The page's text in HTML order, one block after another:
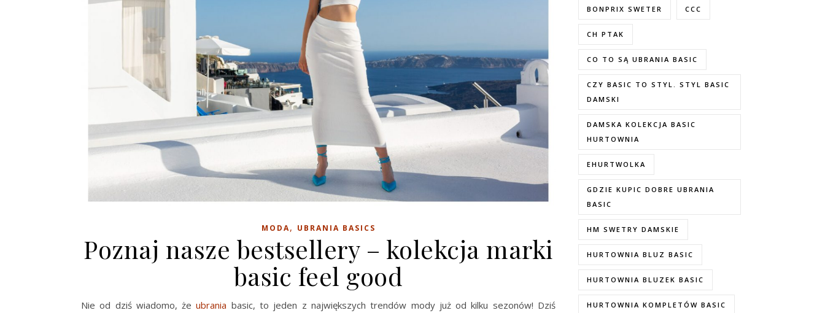
MODA, UBRANIA BASICS
Poznaj nasze bestsellery – kolekcja marki
basic feel good
Nie od dziś wiadomo, żeubrania basic, to jeden z największych trendów mody już od kilku sezonów! Dziś
BONPRIX SWETER CCC
CH PTAK
CO TO SĄ UBRANIA BASIC
CZY BASIC TO STYL. STYL BASIC
DAMSKI
DAMSKA KOLEKCJA BASIC
HURTOWNIA
EHURTWOLKA
GDZIE KUPIC DOBRE UBRANIA
BASIC
HM SWETRY DAMSKIE
HURTOWNIA BLUZ BASIC
HURTOWNIA BLUZEK BASIC
HURTOWNIA KOMPLETÓW BASIC